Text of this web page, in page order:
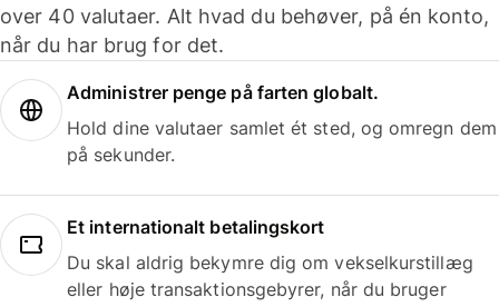
over 40 valutaer. Alt hvad du behøver, på én konto,
når du har brug for det.
Administrer penge på farten globalt.
Hold dine valutaer samlet ét sted, og omregn dem
på sekunder.
Et internationalt betalingskort
Du skal aldrig bekymre dig om vekselkurstillæg
eller høje transaktionsgebyrer, når du bruger